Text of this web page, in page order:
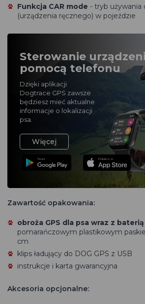
Funkcja CAR mode - tryb używania
(urządzenia ręcznego) w pojeździe
Sterowanie
pomocą telefonu
Dzięki aplikacji
Dogtrace GPS zawsze
będziesz mieć aktualne
informacje o lokalizacji
psa.
Więcej
Teraz Pobierz w
Zawartość opakowania:
obroża GPS dla psa wraz z
pomarańczowym plastikowym
cm
klips ładujący do DOG GPS z USB
instrukcje i karta gwarancyjna
Akcesoria opcjonalne: